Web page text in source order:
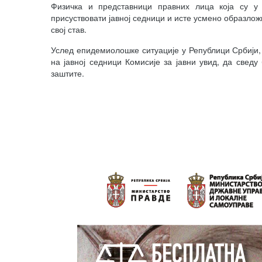
Физичка и представници правних лица која су
присуствовати јавној седници и исте усмено
свој став.
Услед епидемиолошке ситуације у Републици
на јавној седници Комисије за јавни увид, да
заштите.